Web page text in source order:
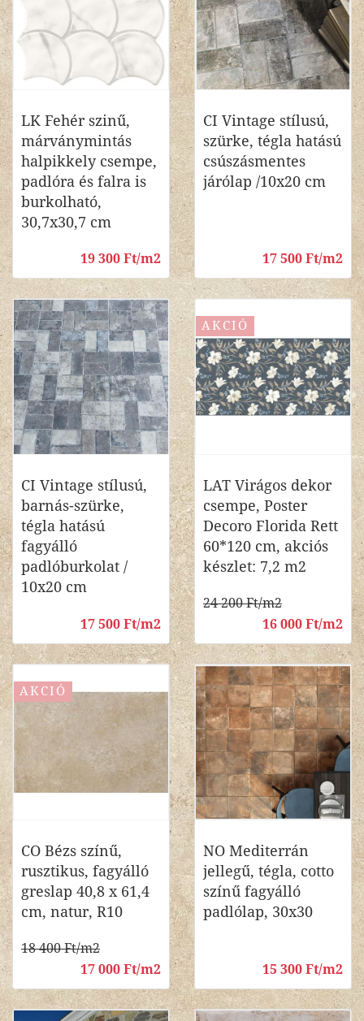
LK Fehér szinű,
márványmintás
halpikkely csempe,
padlóra és falra is
burkolható,
30,7x30,7 cm
19 300 Ft/m2
CI Vintage stílusú,
szürke, tégla hatású
csúszásmentes
járólap /10x20 cm
17 500 Ft/m2
CI Vintage stílusú,
barnás-szürke,
tégla hatású
fagyálló
padlóburkolat /
10x20 cm
17 500 Ft/m2
AKCIÓ
LAT Virágos dekor
csempe, Poster
Decoro Florida Rett
60*120 cm, akciós
készlet: 7,2 m2
24 200 Ft/m2
16 000 Ft/m2
AKCIÓ
CO Bézs színű,
rusztikus, fagyálló
greslap 40,8 x 61,4
cm, natur, R10
18 400 Ft/m2
17 000 Ft/m2
NO Mediterrán
jellegű, tégla, cotto
színű fagyálló
padlólap, 30x30
15 300 Ft/m2